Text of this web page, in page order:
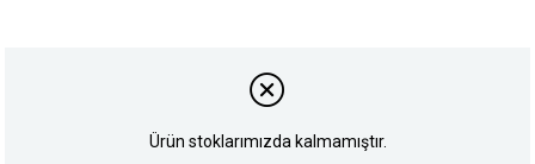
Ürün stoklarımızda kalmamıştır.